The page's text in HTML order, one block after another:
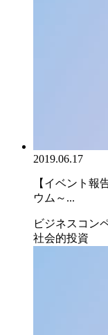
2019.06.17
【イベント報
ウム～...
ビジネスコン
社会的投資